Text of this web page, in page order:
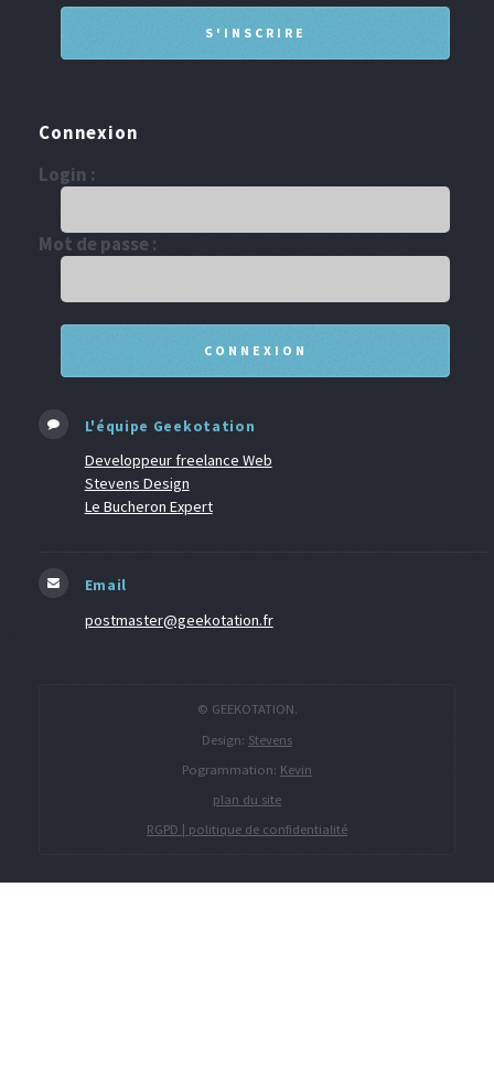
Connexion
Login :
Mot de passe :
L'équipe Geekotation
Developpeur freelance Web
Stevens Design
Le Bucheron Expert
Email
postmaster@geekotation.fr
© GEEKOTATION.
Design: Stevens
Pogrammation: Kevin
plan du site
RGPD | politique de confidentialité